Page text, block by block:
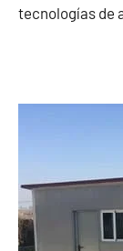
tecnologías de